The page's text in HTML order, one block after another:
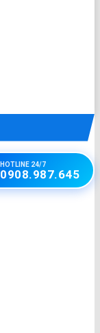
HOTLINE 24/7
0908.987.645